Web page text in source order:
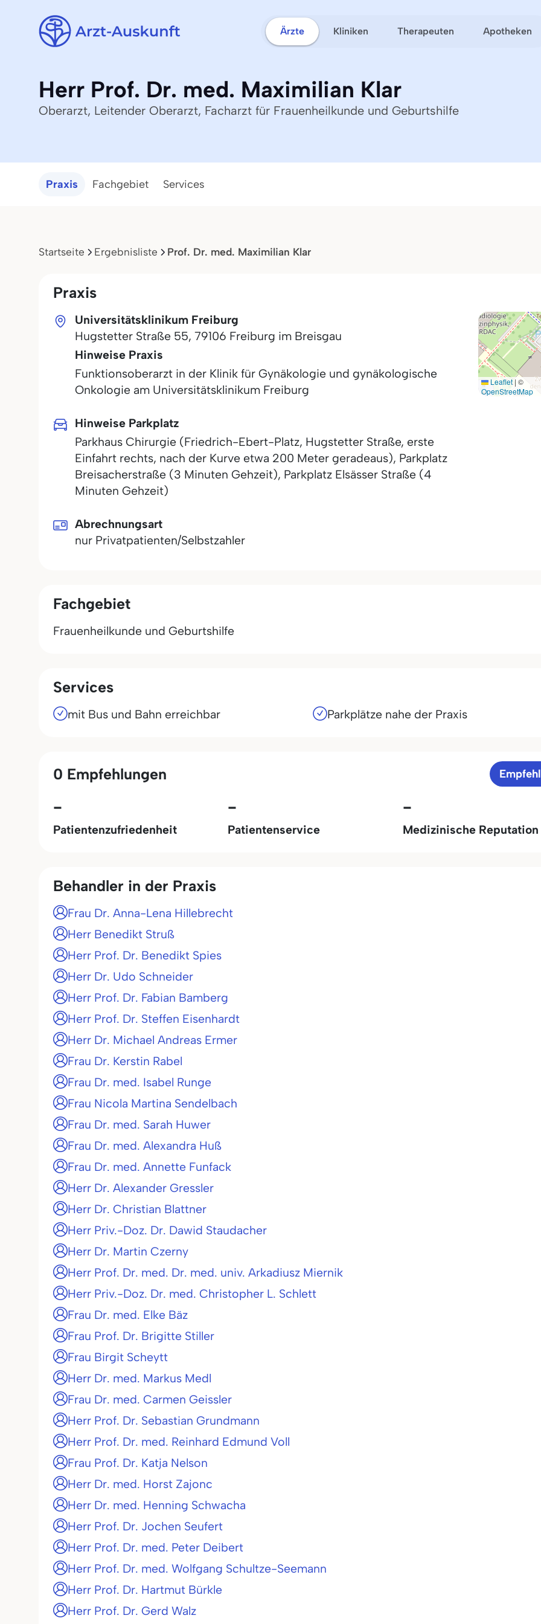
Ärzte Kliniken Therapeuten Apotheken
Herr Prof. Dr. med. Maximilian Klar
Oberarzt, Leitender Oberarzt, Facharzt für Frauenheilkunde und Geburtshilfe
Praxis Fachgebiet Services
Startseite Ergebnisliste Prof. Dr. med. Maximilian Klar
Praxis
Universitätsklinikum Freiburg
Hugstetter Straße 55, 79106 Freiburg im Breisgau
Hinweise Praxis
Funktionsoberarzt in der Klinik für Gynäkologie und gynäkologische
Onkologie am Universitätsklinikum Freiburg
Leaflet | ©
OpenStreetMap
Hinweise Parkplatz
Parkhaus Chirurgie (Friedrich-Ebert-Platz, Hugstetter Straße, erste
Einfahrt rechts, nach der Kurve etwa 200 Meter geradeaus), Parkplatz
Breisacherstraße (3 Minuten Gehzeit), Parkplatz Elsässer Straße (4
Minuten Gehzeit)
Abrechnungsart
nur Privatpatienten/Selbstzahler
Fachgebiet
Frauenheilkunde und Geburtshilfe
Services
mit Bus und Bahn erreichbar Parkplätze nahe der Praxis
0 Empfehlungen
-
Patientenzufriedenheit
-
Patientenservice
-
Medizinische Reputation
Behandler in der Praxis
Frau Dr. Anna-Lena Hillebrecht
Herr Benedikt Struß
Herr Prof. Dr. Benedikt Spies
Herr Dr. Udo Schneider
Herr Prof. Dr. Fabian Bamberg
Herr Prof. Dr. Steffen Eisenhardt
Herr Dr. Michael Andreas Ermer
Frau Dr. Kerstin Rabel
Frau Dr. med. Isabel Runge
Frau Nicola Martina Sendelbach
Frau Dr. med. Sarah Huwer
Frau Dr. med. Alexandra Huß
Frau Dr. med. Annette Funfack
Herr Dr. Alexander Gressler
Herr Dr. Christian Blattner
Herr Priv.-Doz. Dr. Dawid Staudacher
Herr Dr. Martin Czerny
Herr Prof. Dr. med. Dr. med. univ. Arkadiusz Miernik
Herr Priv.-Doz. Dr. med. Christopher L. Schlett
Frau Dr. med. Elke Bäz
Frau Prof. Dr. Brigitte Stiller
Frau Birgit Scheytt
Herr Dr. med. Markus Medl
Frau Dr. med. Carmen Geissler
Herr Prof. Dr. Sebastian Grundmann
Herr Prof. Dr. med. Reinhard Edmund Voll
Frau Prof. Dr. Katja Nelson
Herr Dr. med. Horst Zajonc
Herr Dr. med. Henning Schwacha
Herr Prof. Dr. Jochen Seufert
Herr Prof. Dr. med. Peter Deibert
Herr Prof. Dr. med. Wolfgang Schultze-Seemann
Herr Prof. Dr. Hartmut Bürkle
Herr Prof. Dr. Gerd Walz